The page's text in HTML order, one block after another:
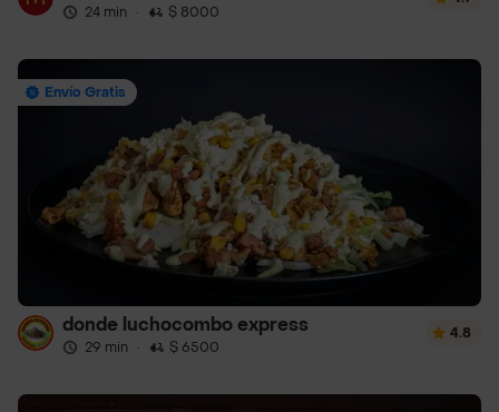
24 min · $ 8000
Envío Gratis
donde luchocombo express
29 min · $ 6500
4.8